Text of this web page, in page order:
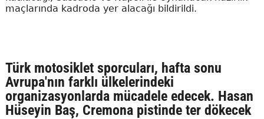
maçlarında kadroda yer alacağı bildirildi.
Türk motosiklet sporcuları, hafta sonu
Avrupa'nın farklı ülkelerindeki
organizasyonlarda mücadele edecek. Hasan
Hüseyin Baş, Cremona pistinde ter dökecek